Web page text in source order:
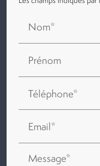
Nom*
Prénom
Téléphone*
Email*
Message*